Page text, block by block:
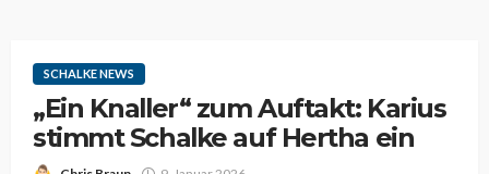
SCHALKE NEWS
„Ein Knaller“ zum Auftakt: Karius
stimmt Schalke auf Hertha ein